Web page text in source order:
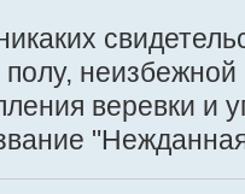
неизбежной
веревки и